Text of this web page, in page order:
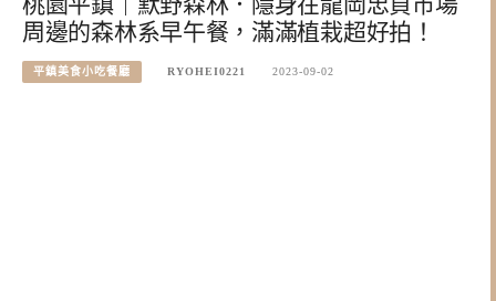
周邊的森林系早午餐，滿滿植栽超好拍！
平鎮美食小吃餐廳 RYOHEI0221 2023-09-02